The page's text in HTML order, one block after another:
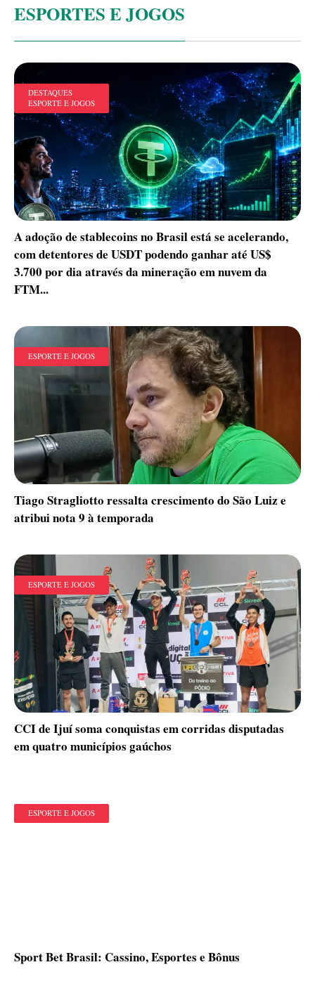
ESPORTES E JOGOS
DESTAQUES
ESPORTE E JOGOS
A adoção de stablecoins no Brasil está se acelerando,
com detentores de USDT podendo ganhar até US$
3.700 por dia através da mineração em nuvem da
FTM...
ESPORTE E JOGOS
Tiago Stragliotto ressalta crescimento do São Luiz e
atribui nota 9 à temporada
ESPORTE E JOGOS
CCI de Ijuí soma conquistas em corridas disputadas
em quatro municípios gaúchos
ESPORTE E JOGOS
Sport Bet Brasil: Cassino, Esportes e Bônus